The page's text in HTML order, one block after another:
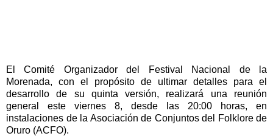
El Comité Organizador del Festival Nacional de la
Morenada, con el propósito de ultimar detalles para el
desarrollo de su quinta versión, realizará una reunión
general este viernes 8, desde las 20:00 horas, en
instalaciones de la Asociación de Conjuntos del Folklore de
Oruro (ACFO).